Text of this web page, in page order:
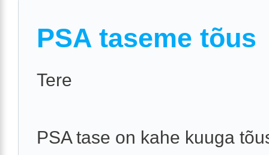
PSA taseme tõus
Tere
PSA tase on kahe kuuga